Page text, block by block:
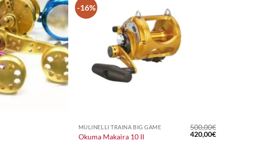
-16%
MULINELLI TRAINA BIG GAME
Okuma Makaira 10 II
500,00€
Il
prezzo
420,00€Il